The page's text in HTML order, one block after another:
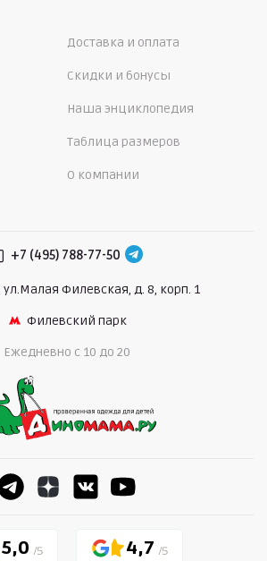
Доставка и оплата
Скидки и бонусы
Наша энциклопедия
Таблица размеров
О компании
+7 (495) 788-77-50
ул.Малая Филевская, д. 8, корп. 1
Филевский парк
Ежедневно c 10 до 20
5,0 4,7